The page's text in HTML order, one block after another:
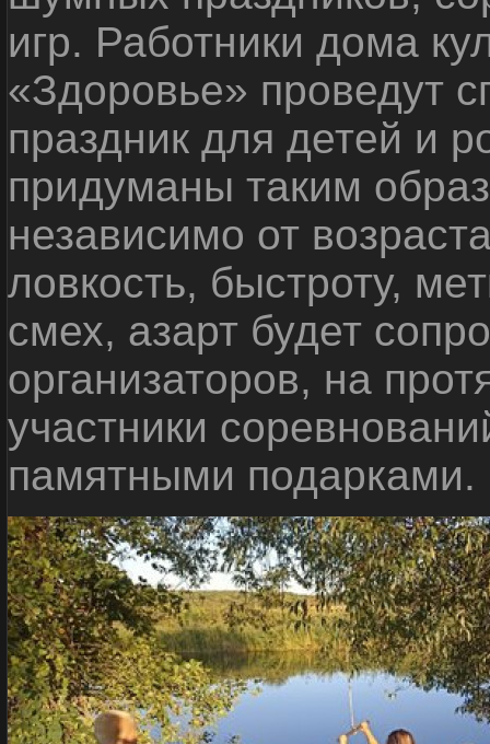
игр. Работники дома
«Здоровье» проведут
праздник для детей и
придуманы таким
независимо от
ловкость, быстроту,
смех, азарт будет
организаторов, на
участники
памятными подарками.